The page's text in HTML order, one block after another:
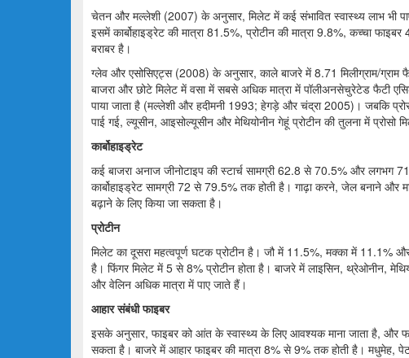
चेतन और मल्लेशी (2007) के अनुसार, मिलेट में कई संभावित स्वास्थ्य लाभ भी
इसमें कार्बोहाइड्रेट की मात्रा 81.5%, प्रोटीन की मात्रा 9.8%, कच्चा
बराबर है।
ग्लेव और एसोसिएट्स (2008) के अनुसार, काले बाजरे में 8.71 मिलीग्राम/ग्राम
बाजरा और छोटे मिलेट में वसा में सबसे अधिक मात्रा में पॉलीअनसेचुरेटेड फैटी
पाया जाता है (मल्लेशी और हदीमनी 1993; हेगड़े और चंद्रा 2005)। जबकि
पाई गई, ल्यूसीन, आइसोल्यूसीन और मेथियोनीन गेहूं प्रोटीन की तुलना में प्रोसो
कार्बोहाइड्रेट
कई बाजरा अनाज जीनोटाइप की स्टार्च सामग्री 62.8 से 70.5% और
कार्बोहाइड्रेट सामग्री 72 से 79.5% तक होती है। गाढ़ा करने, जेल बनाने और
बढ़ाने के लिए किया जा सकता है।
प्रोटीन
मिलेट का दूसरा महत्वपूर्ण घटक प्रोटीन है। जौ में 11.5%, मक्का में 11.1%
है। फिंगर मिलेट में 5 से 8% प्रोटीन होता है। बाजरे में लाइसिन, थ्रेओनीन,
और वेलिन अधिक मात्रा में पाए जाते हैं।
आहार संबंधी फाइबर
इसके अनुसार, फाइबर को आंत के स्वास्थ्य के लिए आवश्यक माना जाता है, और
सकता है। बाजरे में आहार फाइबर की मात्रा 8% से 9% तक होती है। मधुमेह,